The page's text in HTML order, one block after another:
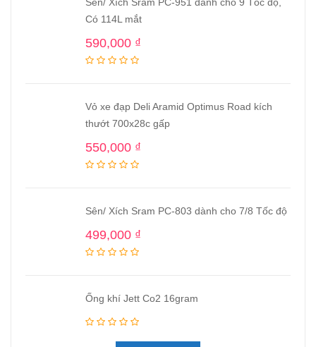
Có 114L mắt
590,000 ₫
Vỏ xe đạp Deli Aramid Optimus Road kích
thướt 700x28c gấp
550,000 ₫
Sên/ Xích Sram PC-803 dành cho 7/8 Tốc độ
499,000 ₫
Ống khí Jett Co2 16gram